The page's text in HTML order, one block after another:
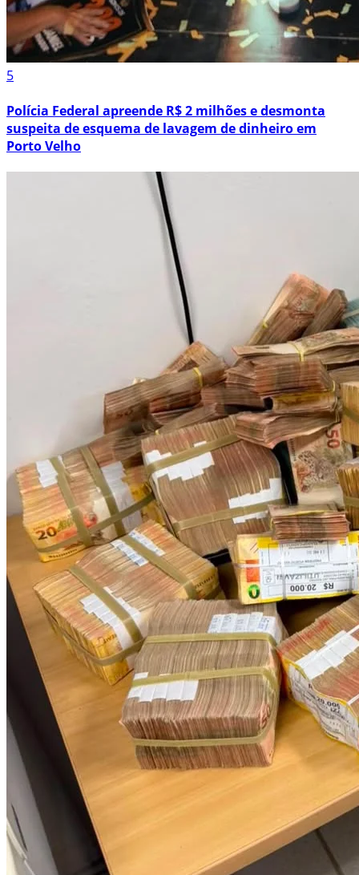
5
Polícia Federal apreende R$ 2 milhões e desmonta
suspeita de esquema de lavagem de dinheiro em
Porto Velho